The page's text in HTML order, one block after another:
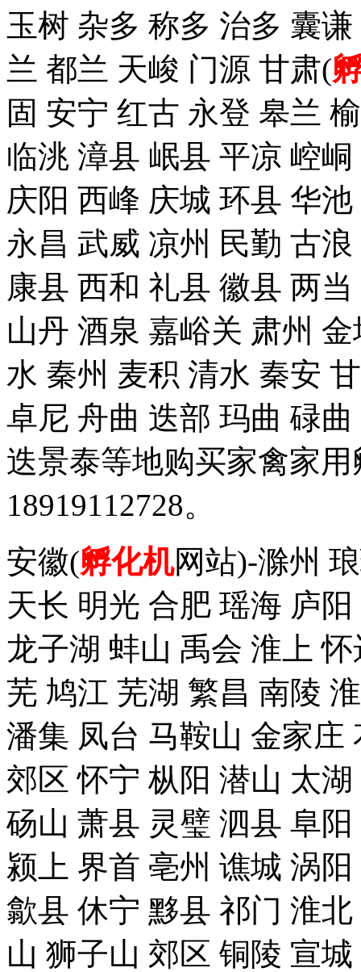
玉树 杂多 称多 治多 囊
兰 都兰 天峻 门源 甘肃(
固 安宁 红古 永登 皋兰
临洮 漳县 岷县 平凉 崆
庆阳 西峰 庆城 环县 华
永昌 武威 凉州 民勤 古
康县 西和 礼县 徽县 两
山丹 酒泉 嘉峪关 肃州
水 秦州 麦积 清水 秦安
卓尼 舟曲 迭部 玛曲 碌
迭景泰等地购买家禽家
18919112728。
安徽(孵化机网站)-滁州
天长 明光 合肥 瑶海 庐
龙子湖 蚌山 禹会 淮上
芜 鸠江 芜湖 繁昌 南陵
潘集 凤台 马鞍山 金家庄
郊区 怀宁 枞阳 潜山 太
砀山 萧县 灵璧 泗县 阜
颍上 界首 亳州 谯城 涡
歙县 休宁 黟县 祁门 淮
山 狮子山 郊区 铜陵 宣